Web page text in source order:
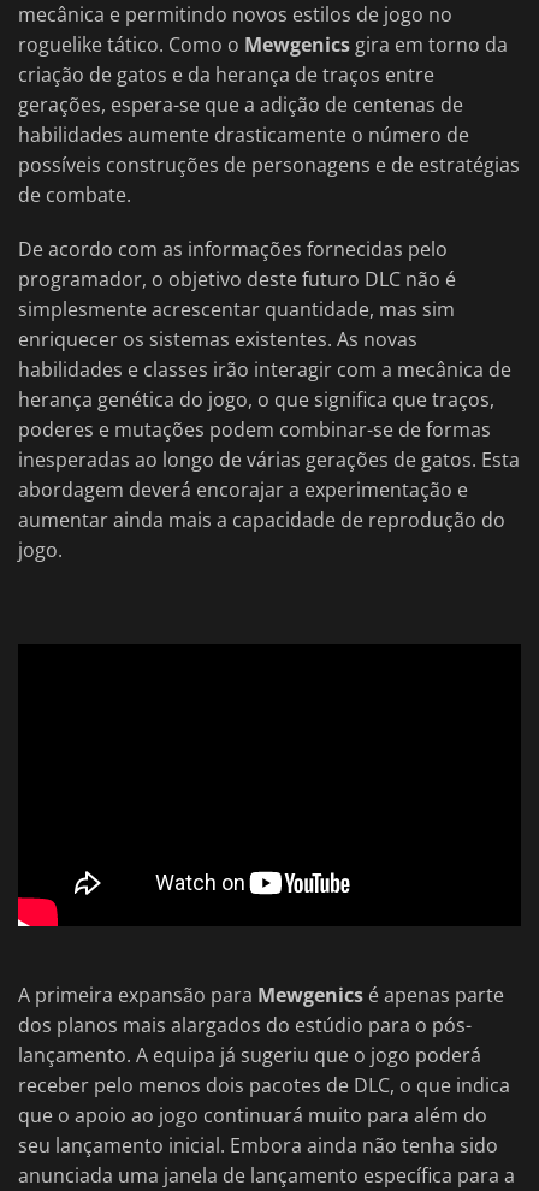
mecânica e permitindo novos estilos de jogo no
roguelike tático. Como o Mewgenics gira em torno da
criação de gatos e da herança de traços entre
gerações, espera-se que a adição de centenas de
habilidades aumente drasticamente o número de
possíveis construções de personagens e de estratégias
de combate.
De acordo com as informações fornecidas pelo
programador, o objetivo deste futuro DLC não é
simplesmente acrescentar quantidade, mas sim
enriquecer os sistemas existentes. As novas
habilidades e classes irão interagir com a mecânica de
herança genética do jogo, o que significa que traços,
poderes e mutações podem combinar-se de formas
inesperadas ao longo de várias gerações de gatos. Esta
abordagem deverá encorajar a experimentação e
aumentar ainda mais a capacidade de reprodução do
jogo.
A primeira expansão para Mewgenics é apenas parte
dos planos mais alargados do estúdio para o pós-
lançamento. A equipa já sugeriu que o jogo poderá
receber pelo menos dois pacotes de DLC, o que indica
que o apoio ao jogo continuará muito para além do
seu lançamento inicial. Embora ainda não tenha sido
anunciada uma janela de lançamento específica para a